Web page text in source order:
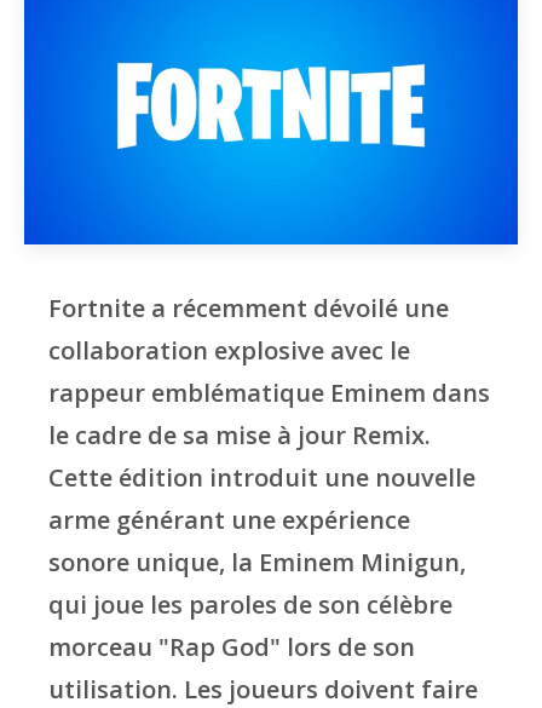
Fortnite a récemment dévoilé une
collaboration explosive avec le
rappeur emblématique Eminem dans
le cadre de sa mise à jour Remix.
Cette édition introduit une nouvelle
arme générant une expérience
sonore unique, la Eminem Minigun,
qui joue les paroles de son célèbre
morceau "Rap God" lors de son
utilisation. Les joueurs doivent faire